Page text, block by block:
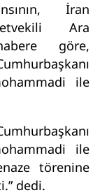
İran
Ara
göre,
ile
ile
törenine
dedi.